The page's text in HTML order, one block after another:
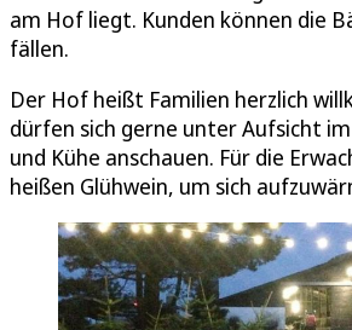
am Hof liegt. Kunden können die
fällen.
Der Hof heißt Familien herzlich
dürfen sich gerne unter Aufsicht
und Kühe anschauen. Für die
heißen Glühwein, um sich